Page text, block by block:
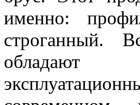
именно:
строганный.
обладают